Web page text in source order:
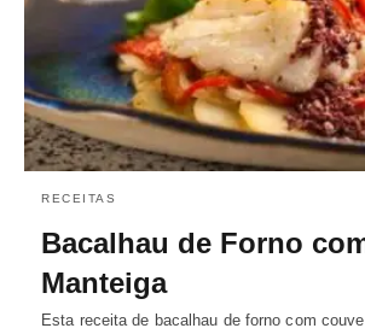
RECEITAS
Bacalhau de Forno
Manteiga
Esta receita de bacalhau de forno com